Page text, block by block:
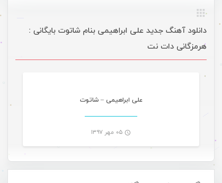
دانلود آهنگ جدید علی ابراهیمی بنام شاتوت بایگانی :
هرمزگانی دات نت
علی ابراهیمی – شاتوت
۰۵ مهر ۱۳۹۷